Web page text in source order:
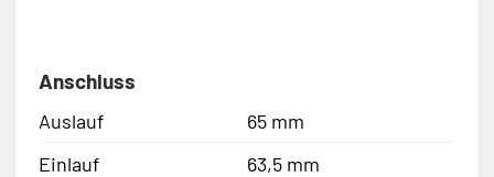
Anschluss
Auslauf
65 mm
Einlauf
63,5 mm